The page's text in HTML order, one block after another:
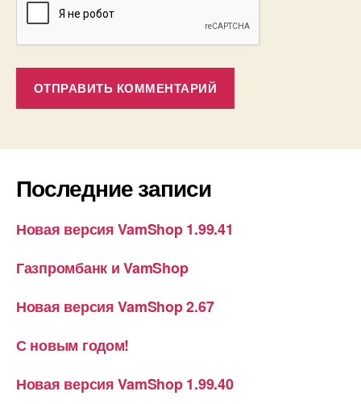
Последние записи
Новая версия VamShop 1.99.41
Газпромбанк и VamShop
Новая версия VamShop 2.67
С новым годом!
Новая версия VamShop 1.99.40